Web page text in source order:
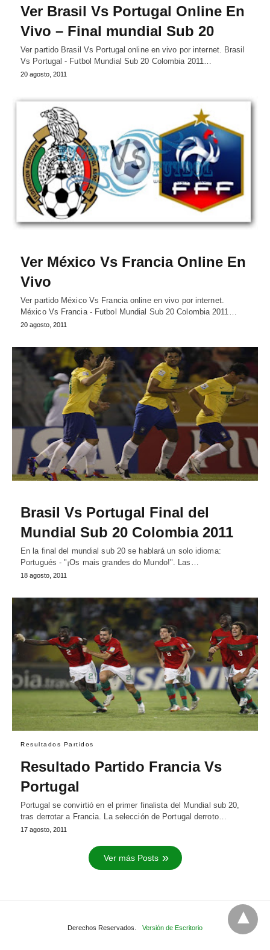
Ver Brasil Vs Portugal Online En
Vivo – Final mundial Sub 20
Ver partido Brasil Vs Portugal online en vivo por internet. Brasil
Vs Portugal - Futbol Mundial Sub 20 Colombia 2011…
20 agosto, 2011
Ver México Vs Francia Online En
Vivo
Ver partido México Vs Francia online en vivo por internet.
México Vs Francia - Futbol Mundial Sub 20 Colombia 2011…
20 agosto, 2011
Brasil Vs Portugal Final del
Mundial Sub 20 Colombia 2011
En la final del mundial sub 20 se hablará un solo idioma:
Portugués - "¡Os mais grandes do Mundo!". Las…
18 agosto, 2011
Resultados Partidos
Resultado Partido Francia Vs
Portugal
Portugal se convirtió en el primer finalista del Mundial sub 20,
tras derrotar a Francia. La selección de Portugal derroto…
17 agosto, 2011
Ver más Posts
Derechos Reservados. Versión de Escritorio